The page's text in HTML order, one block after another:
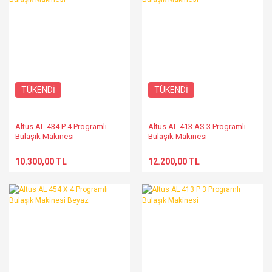
TÜKENDİ
Altus AL 434 P 4 Programlı
Bulaşık Makinesi
10.300,00 TL
TÜKENDİ
Altus AL 413 AS 3 Programlı
Bulaşık Makinesi
12.200,00 TL